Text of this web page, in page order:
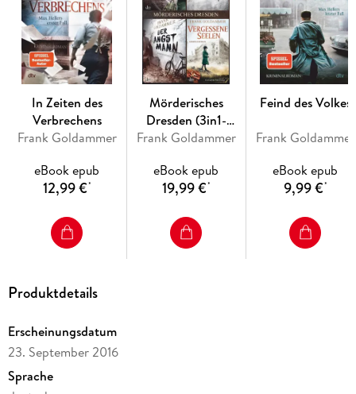
In Zeiten des
Verbrechens
Frank Goldammer
eBook epub
12,99 €*
Mörderisches
Dresden (3in1-
Bundle)
Frank Goldammer
eBook epub
19,99 €*
Feind des Volkes
Frank Goldammer
eBook epub
9,99 €*
Produktdetails
Erscheinungsdatum
23. September 2016
Sprache